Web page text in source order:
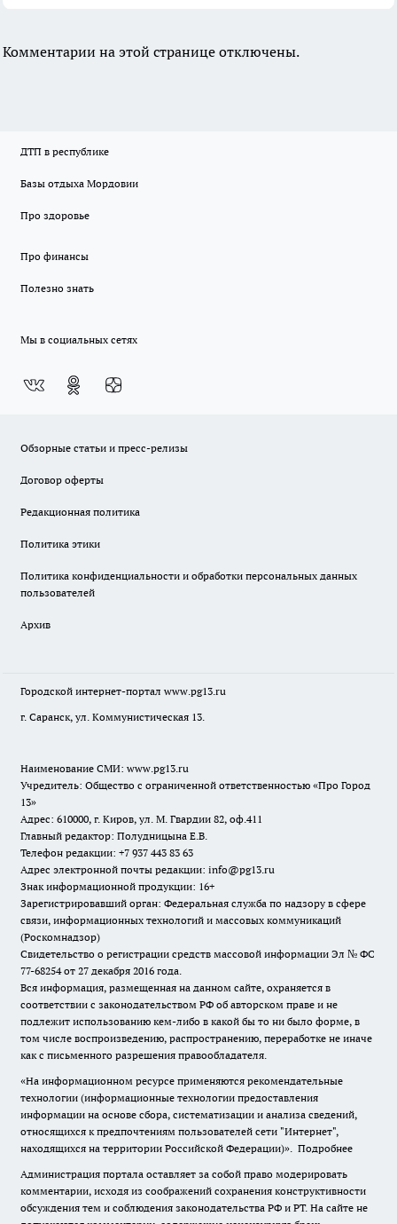
Комментарии на этой странице отключены.
ДТП в республике
Базы отдыха Мордовии
Про здоровье
Про финансы
Полезно знать
Мы в социальных сетях
Обзорные статьи и пресс-релизы
Договор оферты
Редакционная политика
Политика этики
Политика конфиденциальности и обработки персональных данных
пользователей
Архив
Городской интернет-портал www.pg13.ru
г. Саранск, ул. Коммунистическая 13.
Наименование СМИ: www.pg13.ru
Учредитель: Общество с ограниченной ответственностью «Про Город
13»
Адрес: 610000, г. Киров, ул. М. Гвардии 82, оф.411
Главный редактор: Полудницына Е.В.
Телефон редакции: +7 937 443 83 63
Адрес электронной почты редакции: info@pg13.ru
Знак информационной продукции: 16+
Зарегистрировавший орган: Федеральная служба по надзору в сфере
связи, информационных технологий и массовых коммуникаций
(Роскомнадзор)
Свидетельство о регистрации средств массовой информации Эл № ФС
77-68254 от 27 декабря 2016 года.
Вся информация, размещенная на данном сайте, охраняется в
соответствии с законодательством РФ об авторском праве и не
подлежит использованию кем-либо в какой бы то ни было форме, в
том числе воспроизведению, распространению, переработке не иначе
как с письменного разрешения правообладателя.
«На информационном ресурсе применяются рекомендательные
технологии (информационные технологии предоставления
информации на основе сбора, систематизации и анализа сведений,
относящихся к предпочтениям пользователей сети "Интернет",
находящихся на территории Российской Федерации)». Подробнее
Администрация портала оставляет за собой право модерировать
комментарии, исходя из соображений сохранения конструктивности
обсуждения тем и соблюдения законодательства РФ и РТ. На сайте не